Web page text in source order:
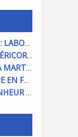
DES NOUVELLES DE MAMPATIM : LABOUR DU CHAMP PAROISSIAL
MÉNAGE À NOTRE DAME DE MISÉRICORDE : ON COMPTE SUR VOUS !
SOLENNITÉ DE L'ASSOMPTION À MARTIGUES ET PORT DE BOUC
PRIERE POUR ACCUEILLIR LE PAPE EN FRANCE
LE CHEMIN DES ESTIVES : LE BONHEUR À PORTÉE DE MAIN